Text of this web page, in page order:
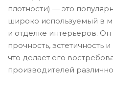
плотности) — это
широко используемый в
и отделке интерьеров. Он
прочность, эстетичность
что делает его
производителей